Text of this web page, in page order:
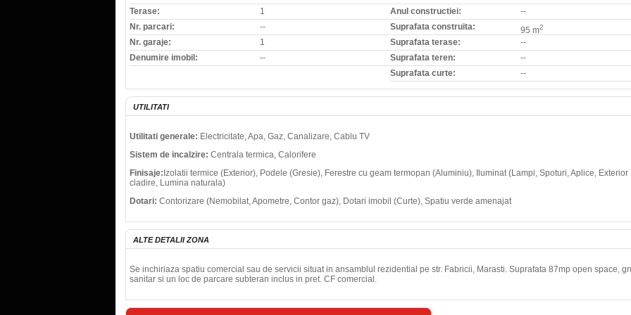
Terase:
1
Nr. parcari:
--
Nr. garaje:
1
Denumire imobil:
--
Anul constructiei:
--
Suprafata construita:
95 m2
Suprafata terase:
--
Suprafata teren:
--
Suprafata curte:
--
UTILITATI
Utilitati generale: Electricitate, Apa, Gaz, Canalizare, Cablu TV
Sistem de incalzire: Centrala termica, Calorifere
Finisaje: Izolatii termice (Exterior), Podele (Gresie), Ferestre cu geam termopan (Aluminiu), Iluminat (Lampi, Spoturi, Aplice, Exterior
cladire, Lumina naturala)
Dotari: Contorizare (Nemobilat, Apometre, Contor gaz), Dotari imobil (Curte), Spatiu verde amenajat
ALTE DETALII ZONA
Se inchiriaza spatiu comercial sau de servicii situat in ansamblul rezidential pe str. Fabricii, Marasti. Suprafata 87mp open space,
sanitar si un loc de parcare subteran inclus in pret. CF comercial.